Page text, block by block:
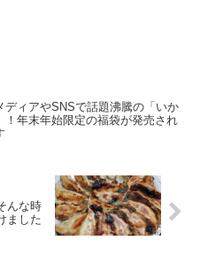
ディアやSNSで話題沸騰の「いか
！年末年始限定の福袋が発売され
んな時
ました